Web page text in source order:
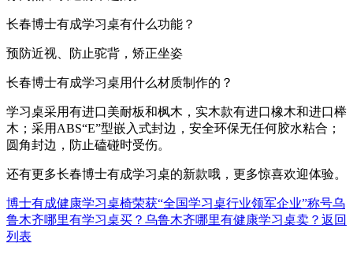
长春博士有成学习桌有什么功能？
预防近视、防止驼背，矫正坐姿
长春博士有成学习桌用什么材质制作的？
学习桌采用有进口美耐板和枫木，实木款有进口橡木和进口榉
木；采用ABS“E”型嵌入式封边，安全环保无任何胶水粘合；
圆角封边，防止磕碰时受伤。
还有更多长春博士有成学习桌的新款哦，更多惊喜欢迎体验。
博士有成健康学习桌椅荣获“全国学习桌行业领军企业”称号乌
鲁木齐哪里有学习桌买？乌鲁木齐哪里有健康学习桌卖？ 返回
列表